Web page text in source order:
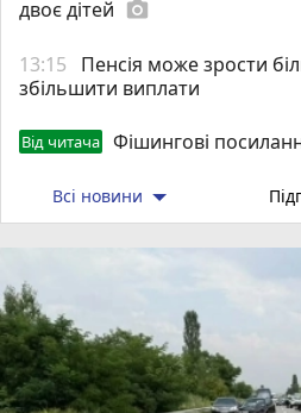
двоє дітей photo_camera
13:15
Пенсія може зрости
збільшити виплати
Від читача Фішингові
Всі новини